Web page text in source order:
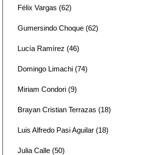
Félix Vargas (62)
Gumersindo Choque (62)
Lucía Ramírez (46)
Domingo Limachi (74)
Miriam Condori (9)
Brayan Cristian Terrazas (18)
Luis Alfredo Pasi Aguilar (18)
Julia Calle (50)